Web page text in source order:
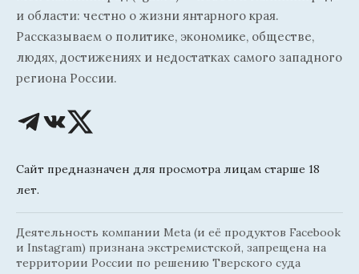
и области: честно о жизни янтарного края.
Рассказываем о политике, экономике, обществе,
людях, достижениях и недостатках самого западного
региона России.
Сайт предназначен для просмотра лицам старше 18
лет.
Деятельность компании Meta (и её продуктов Facebook
и Instagram) признана экстремистской, запрещена на
территории России по решению Тверского суда